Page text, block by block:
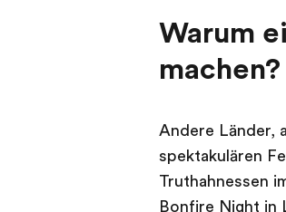
Warum
machen?
Andere Länder,
spektakulären
Truthahnessen
Bonfire Night in